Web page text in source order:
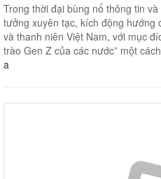
Trong thời đại bùng nổ thông tin
tưởng xuyên tạc, kích động hướng
và thanh niên Việt Nam, với mục
trào Gen Z của các nước” một
a